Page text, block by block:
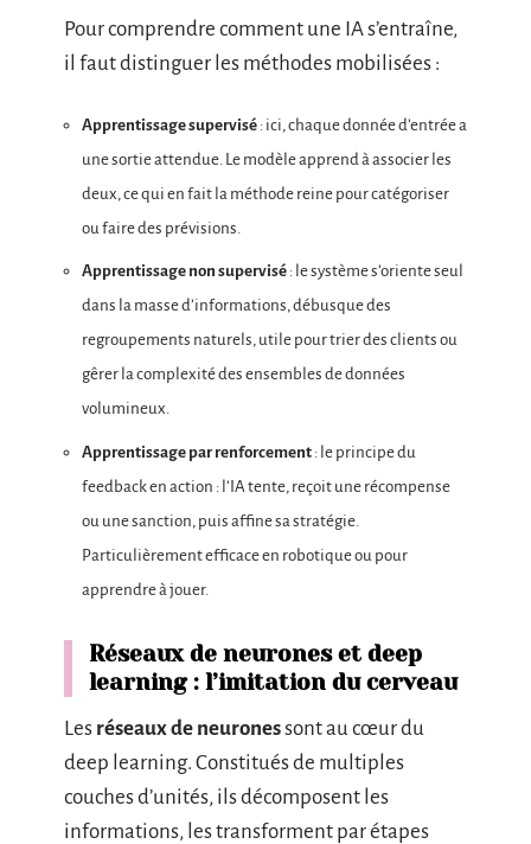
Pour comprendre comment une IA s’entraîne,
il faut distinguer les méthodes mobilisées :
Apprentissage supervisé : ici, chaque donnée d’entrée a
une sortie attendue. Le modèle apprend à associer les
deux, ce qui en fait la méthode reine pour catégoriser
ou faire des prévisions.
Apprentissage non supervisé : le système s’oriente seul
dans la masse d’informations, débusque des
regroupements naturels, utile pour trier des clients ou
gêrer la complexité des ensembles de données
volumineux.
Apprentissage par renforcement : le principe du
feedback en action : l’IA tente, reçoit une récompense
ou une sanction, puis affine sa stratégie.
Particulièrement efficace en robotique ou pour
apprendre à jouer.
Réseaux de neurones et deep
learning : l’imitation du cerveau
Les réseaux de neuronessont au cœur du
deep learning. Constitués de multiples
couches d’unités, ils décomposent les
informations, les transforment par étapes